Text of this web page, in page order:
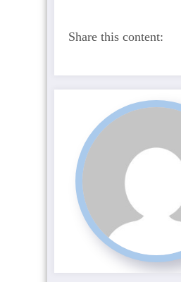
Share this content: